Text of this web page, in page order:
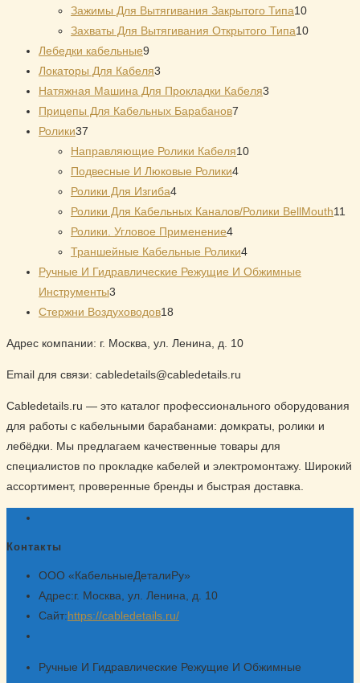
товаров
Зажимы Для Вытягивания Закрытого Типа1010
товаров
Захваты Для Вытягивания Открытого Типа1010
Лебедки кабельные9
товаров
Локаторы Для Кабеля3
товара
Натяжная Mашина Для Прокладки Кабеля3
Прицепы Для Кабельных Барабанов7
Ролики37
товаров
Направляющие Ролики Кабеля1010
Подвесные И Люковые Ролики44
Ролики Для Изгиба44
товара
Ролики Для Кабельных Каналов/Ролики BellMouth11
Ролики. Угловое Применение44
товара
Траншейные Кабельные Ролики44
товара
Ручные И Гидравлические Режущие И Обжимные
Инструменты3
товара
Стержни Воздуховодов18
Адрес компании: г. Москва, ул. Ленина, д. 10
Email для связи: cabledetails@cabledetails.ru
Cabledetails.ru — это каталог профессионального оборудования
для работы с кабельными барабанами: домкраты, ролики и
лебёдки. Мы предлагаем качественные товары для
специалистов по прокладке кабелей и электромонтажу. Широкий
ассортимент, проверенные бренды и быстрая доставка.
Контакты
ООО «КабельныеДеталиРу»
Адрес:г. Москва, ул. Ленина, д. 10
Сайт:https://cabledetails.ru/
вашем
Ручные И Гидравлические Режущие И Обжимные